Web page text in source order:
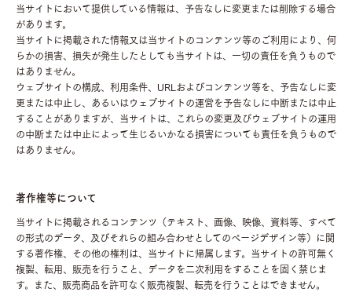
当サイトにおいて提供している情報は、予告なしに変更または削除する場合
があります。
当サイトに掲載された情報又は当サイトのコンテンツ等のご利用により、何
らかの損害、損失が発生したとしても当サイトは、一切の責任を負うもので
はありません。
ウェブサイトの構成、利用条件、URLおよびコンテンツ等を、予告なしに変
更または中止し、あるいはウェブサイトの運営を予告なしに中断または中止
することがありますが、当サイトは、これらの変更及びウェブサイトの運用
の中断または中止によって生じるいかなる損害についても責任を負うもので
はありません。
著作権等について
当サイトに掲載されるコンテンツ（テキスト、画像、映像、資料等、すべて
の形式のデータ、及びそれらの組み合わせとしてのページデザイン等）に関
する著作権、その他の権利は、当サイトに帰属します。当サイトの許可無く
複製、転用、販売を行うこと、データを二次利用をすることを固く禁じま
す。また、販売商品を許可なく販売複製、転売を行うことはできません。